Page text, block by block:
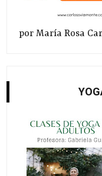
por María Rosa